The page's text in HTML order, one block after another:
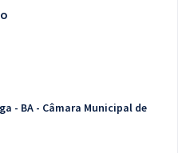
- BA - Câmara Municipal de